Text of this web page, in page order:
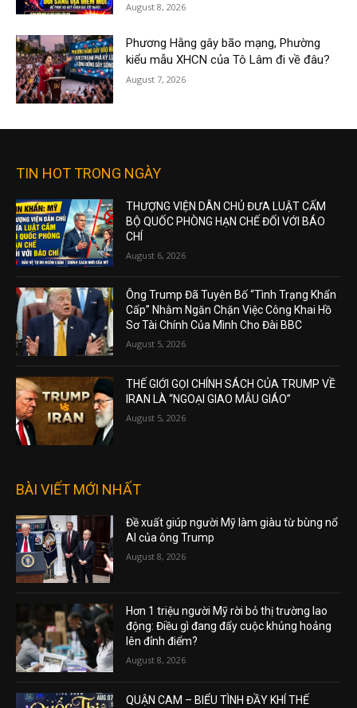
August 8, 2026
Phương Hằng gây bão mạng, Phường
kiểu mẫu XHCN của Tô Lâm đi về đâu?
August 7, 2026
TIN HOT TRONG NGÀY
THƯỢNG VIỆN DÂN CHỦ ĐƯA LUẬT CẤM
BỘ QUỐC PHÒNG HẠN CHẾ ĐỐI VỚI BÁO
CHÍ
August 6, 2026
Ông Trump Đã Tuyên Bố “Tình Trạng Khẩn
Cấp” Nhằm Ngăn Chặn Việc Công Khai Hồ
Sơ Tài Chính Của Mình Cho Đài BBC
August 5, 2026
THẾ GIỚI GỌI CHÍNH SÁCH CỦA TRUMP VỀ
IRAN LÀ “NGOẠI GIAO MẪU GIÁO”
August 5, 2026
BÀI VIẾT MỚI NHẤT
Đề xuất giúp người Mỹ làm giàu từ bùng nổ
AI của ông Trump
August 8, 2026
Hơn 1 triệu người Mỹ rời bỏ thị trường lao
động: Điều gì đang đẩy cuộc khủng hoảng
lên đỉnh điểm?
August 8, 2026
QUẬN CAM – BIỂU TÌNH ĐẦY KHÍ THẾ